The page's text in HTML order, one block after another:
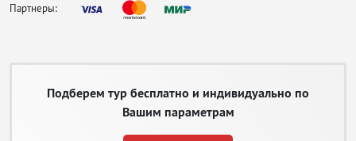
Партнеры:
Подберем тур бесплатно и индивидуально по
Вашим параметрам